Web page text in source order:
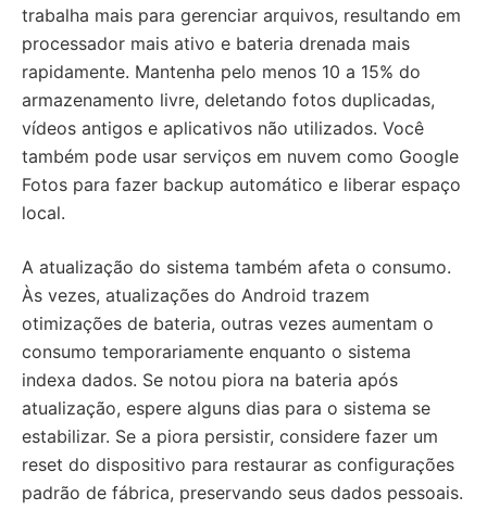
trabalha mais para gerenciar arquivos, resultando em
processador mais ativo e bateria drenada mais
rapidamente. Mantenha pelo menos 10 a 15% do
armazenamento livre, deletando fotos duplicadas,
vídeos antigos e aplicativos não utilizados. Você
também pode usar serviços em nuvem como Google
Fotos para fazer backup automático e liberar espaço
local.
A atualização do sistema também afeta o consumo.
Às vezes, atualizações do Android trazem
otimizações de bateria, outras vezes aumentam o
consumo temporariamente enquanto o sistema
indexa dados. Se notou piora na bateria após
atualização, espere alguns dias para o sistema se
estabilizar. Se a piora persistir, considere fazer um
reset do dispositivo para restaurar as configurações
padrão de fábrica, preservando seus dados pessoais.